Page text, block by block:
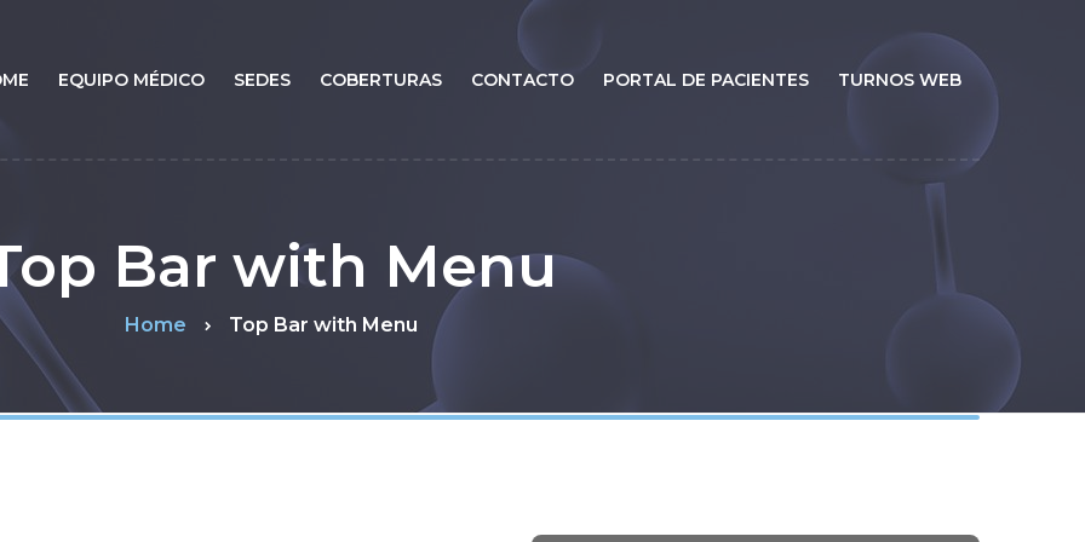
EQUIPO MÉDICO SEDES COBERTURAS CONTACTO PORTAL DE PACIENTES TURNOS WEB
Bar with Menu
Home Top Bar with Menu